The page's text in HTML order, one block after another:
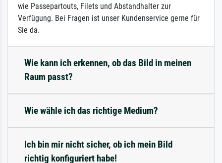
wie Passepartouts, Filets und Abstandhalter zur
Verfügung. Bei Fragen ist unser Kundenservice gerne für
Sie da.
Wie kann ich erkennen, ob das Bild in meinen
Raum passt?
Wie wähle ich das richtige Medium?
Ich bin mir nicht sicher, ob ich mein Bild
richtig konfiguriert habe!